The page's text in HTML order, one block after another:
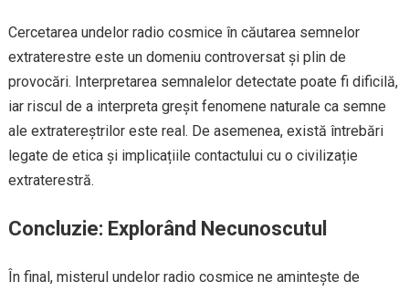
Cercetarea undelor radio cosmice în căutarea semnelor
extraterestre este un domeniu controversat și plin de
provocări. Interpretarea semnalelor detectate poate fi dificilă,
iar riscul de a interpreta greșit fenomene naturale ca semne
ale extratereștrilor este real. De asemenea, există întrebări
legate de etica și implicațiile contactului cu o civilizație
extraterestră.
Concluzie: Explorând Necunoscutul
În final, misterul undelor radio cosmice ne amintește de